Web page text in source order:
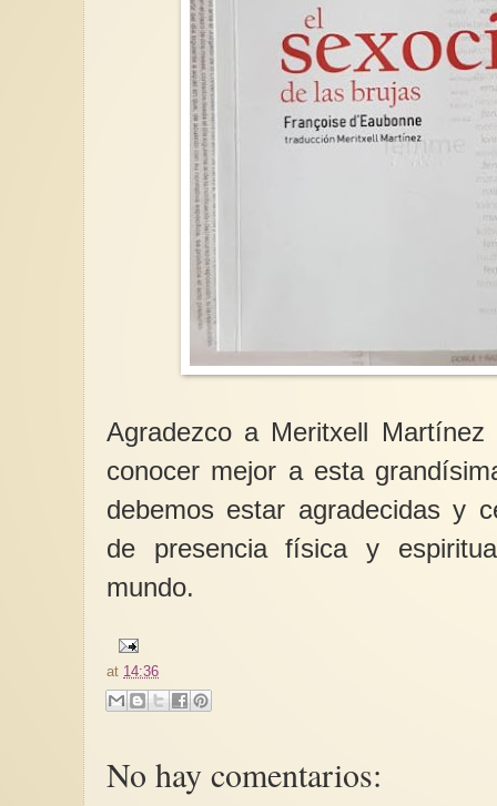
Agradezco a Meritxell
conocer mejor a esta
debemos estar agradecidas y
de presencia física y
mundo.
at 14:36
No hay comentarios: